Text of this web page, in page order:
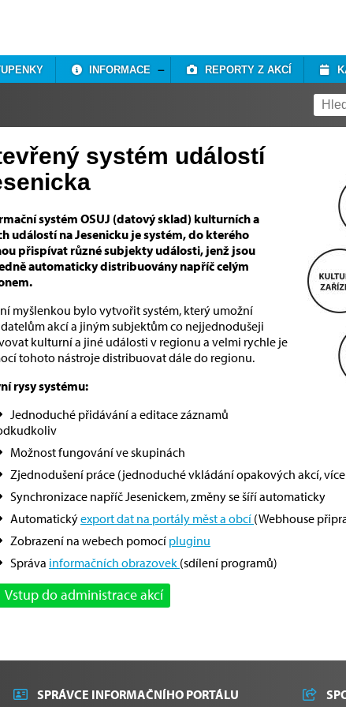
INFORMACE REPORTY Z AKCÍ
systém událostí
systém OSUJ (datový sklad) kulturních a
událostí na Jesenicku je systém, do kterého
přispívat různé subjekty události, jenž jsou
automaticky distribuovány napříč celým
myšlenkou bylo vytvořit systém, který umožní
akcí a jiným subjektům co nejjednodušeji
kulturní a jiné události v regionu a velmi rychle je
tohoto nástroje distribuovat dále do regionu.
rysy systému:
Jednoduché přidávání a editace záznamů
Možnost fungování ve skupinách
Zjednodušení práce (jednoduché vkládání opakových akcí,
Synchronizace napříč Jesenickem, změny se šíří automaticky
Automatickýexport dat na portály měst a obcí (Webhouse
Zobrazení na webech pomocí pluginu
Správa informačních obrazovek (sdílení programů)
Vstup do administrace akcí
SPRÁVCE INFORMAČNÍHO PORTÁLU